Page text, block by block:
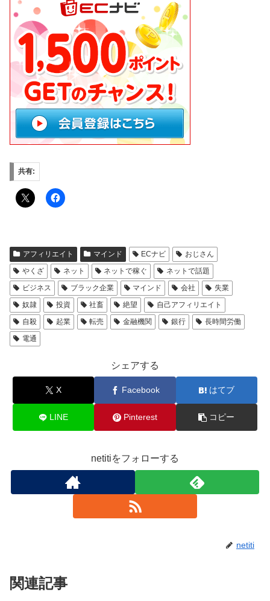
共有:
アフィリエイト マインド ECナビ
おじさん
やくざ
ネット ネットで稼ぐ
ネットで話題
ビジネス
ブラック企業 マインド 会社
失業
奴隷
投資 社畜 絶望
自己アフィリエイト
自殺
起業 転売 金融機関 銀行
長時間労働
電通
シェアする
X Facebook はてブ
LINE Pinterest コピー
netitiをフォローする
netiti
関連記事